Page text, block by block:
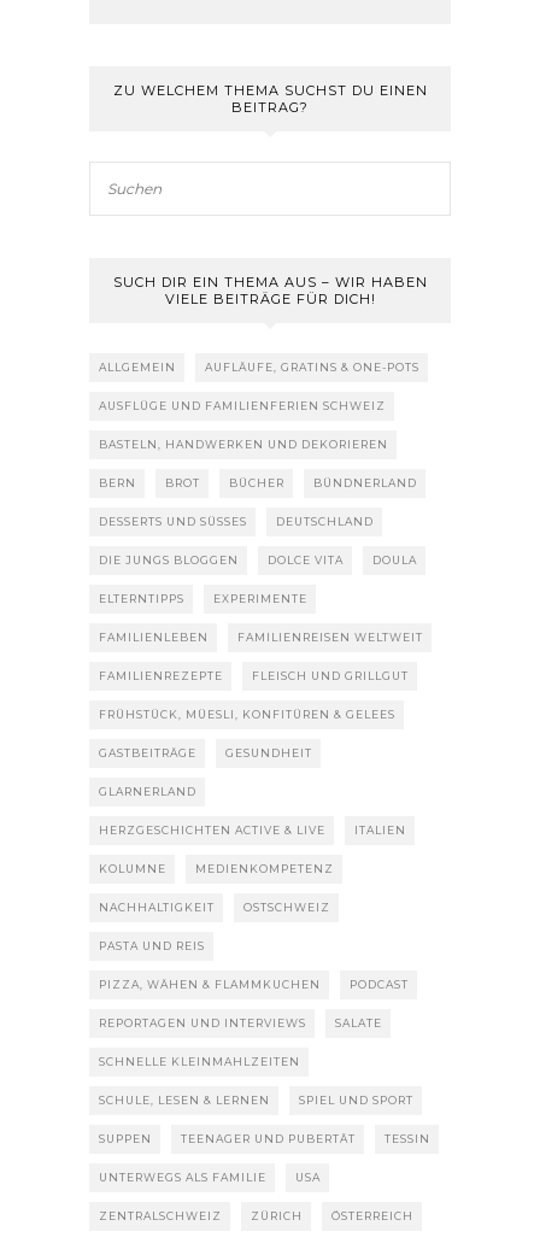
ZU WELCHEM THEMA SUCHST DU EINEN
BEITRAG?
SUCH DIR EIN THEMA AUS – WIR HABEN
VIELE BEITRÄGE FÜR DICH!
ALLGEMEIN AUFLÄUFE, GRATINS & ONE-POTS
AUSFLÜGE UND FAMILIENFERIEN SCHWEIZ
BASTELN, HANDWERKEN UND DEKORIEREN
BERN BROT BÜCHER BÜNDNERLAND
DESSERTS UND SÜSSES DEUTSCHLAND
DIE JUNGS BLOGGEN DOLCE VITA DOULA
ELTERNTIPPS EXPERIMENTE
FAMILIENLEBEN FAMILIENREISEN WELTWEIT
FAMILIENREZEPTE FLEISCH UND GRILLGUT
FRÜHSTÜCK, MÜESLI, KONFITÜREN & GELEES
GASTBEITRÄGE GESUNDHEIT
GLARNERLAND
HERZGESCHICHTEN ACTIVE & LIVE ITALIEN
KOLUMNE MEDIENKOMPETENZ
NACHHALTIGKEIT OSTSCHWEIZ
PASTA UND REIS
PIZZA, WÄHEN & FLAMMKUCHEN PODCAST
REPORTAGEN UND INTERVIEWS SALATE
SCHNELLE KLEINMAHLZEITEN
SCHULE, LESEN & LERNEN SPIEL UND SPORT
SUPPEN TEENAGER UND PUBERTÄT TESSIN
UNTERWEGS ALS FAMILIE USA
ZENTRALSCHWEIZ ZÜRICH ÖSTERREICH